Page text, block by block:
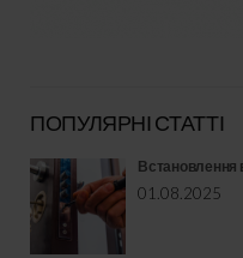
ПОПУЛЯРНІ СТАТТІ
Встановлення
01.08.2025